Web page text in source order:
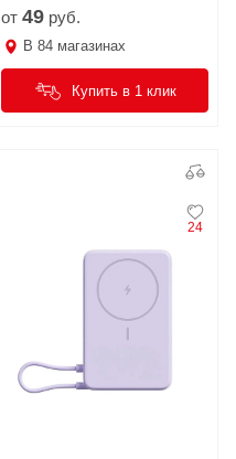
от 49 руб.
В 84 магазинах
Купить в 1 клик
24